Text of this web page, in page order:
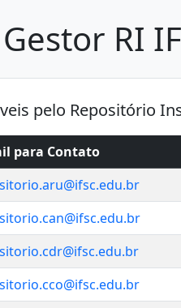
RI
pelo Repositório
para Contato